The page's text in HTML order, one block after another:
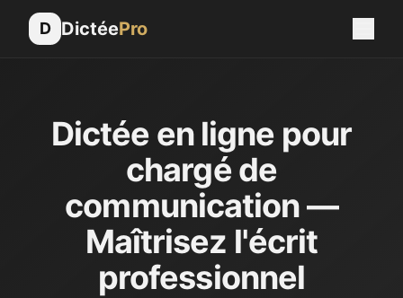
D DictéePro
Dictée en ligne pour
chargé de
communication —
Maîtrisez l'écrit
professionnel